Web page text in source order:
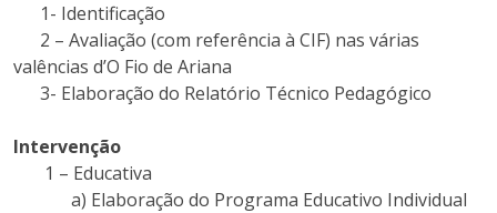
1- Identificação
2 – Avaliação (com referência à CIF) nas várias
valências d’O Fio de Ariana
3- Elaboração do Relatório Técnico Pedagógico
Intervenção
1 – Educativa
a) Elaboração do Programa Educativo Individual